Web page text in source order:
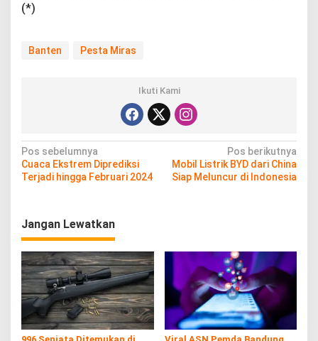
(*)
Banten Pesta Miras
Ikuti Kami
N
a
g
a
s
i
p
o
Pos sebelumnya
Cuaca Ekstrem Diprediksi
Terjadi hingga Februari 2024
Pos berikutnya
Mobil Listrik BYD dari China
Siap Meluncur di Indonesia
Jangan Lewatkan